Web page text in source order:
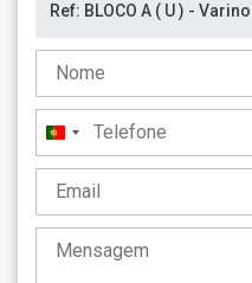
Portugal
+351